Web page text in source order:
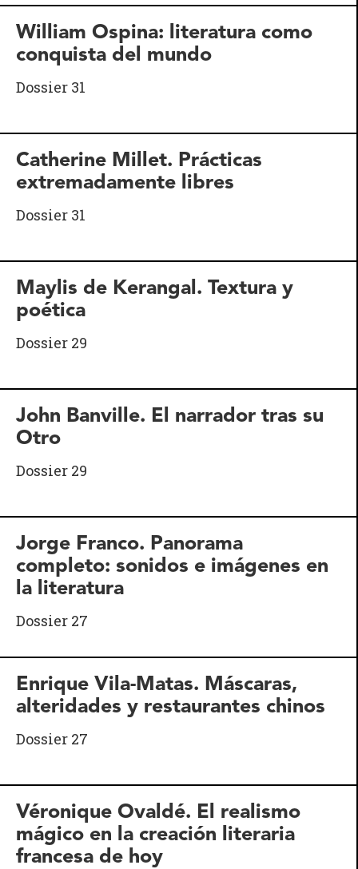
William Ospina: literatura como
conquista del mundo
Dossier 31
Catherine Millet. Prácticas
extremadamente libres
Dossier 31
Maylis de Kerangal. Textura y
poética
Dossier 29
John Banville. El narrador tras su
Otro
Dossier 29
Jorge Franco. Panorama
completo: sonidos e imágenes en
la literatura
Dossier 27
Enrique Vila-Matas. Máscaras,
alteridades y restaurantes chinos
Dossier 27
Véronique Ovaldé. El realismo
mágico en la creación literaria
francesa de hoy